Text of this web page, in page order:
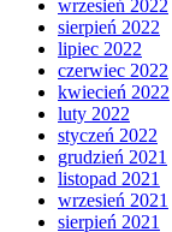
wrzesień 2022
sierpień 2022
lipiec 2022
czerwiec 2022
kwiecień 2022
luty 2022
styczeń 2022
grudzień 2021
listopad 2021
wrzesień 2021
sierpień 2021